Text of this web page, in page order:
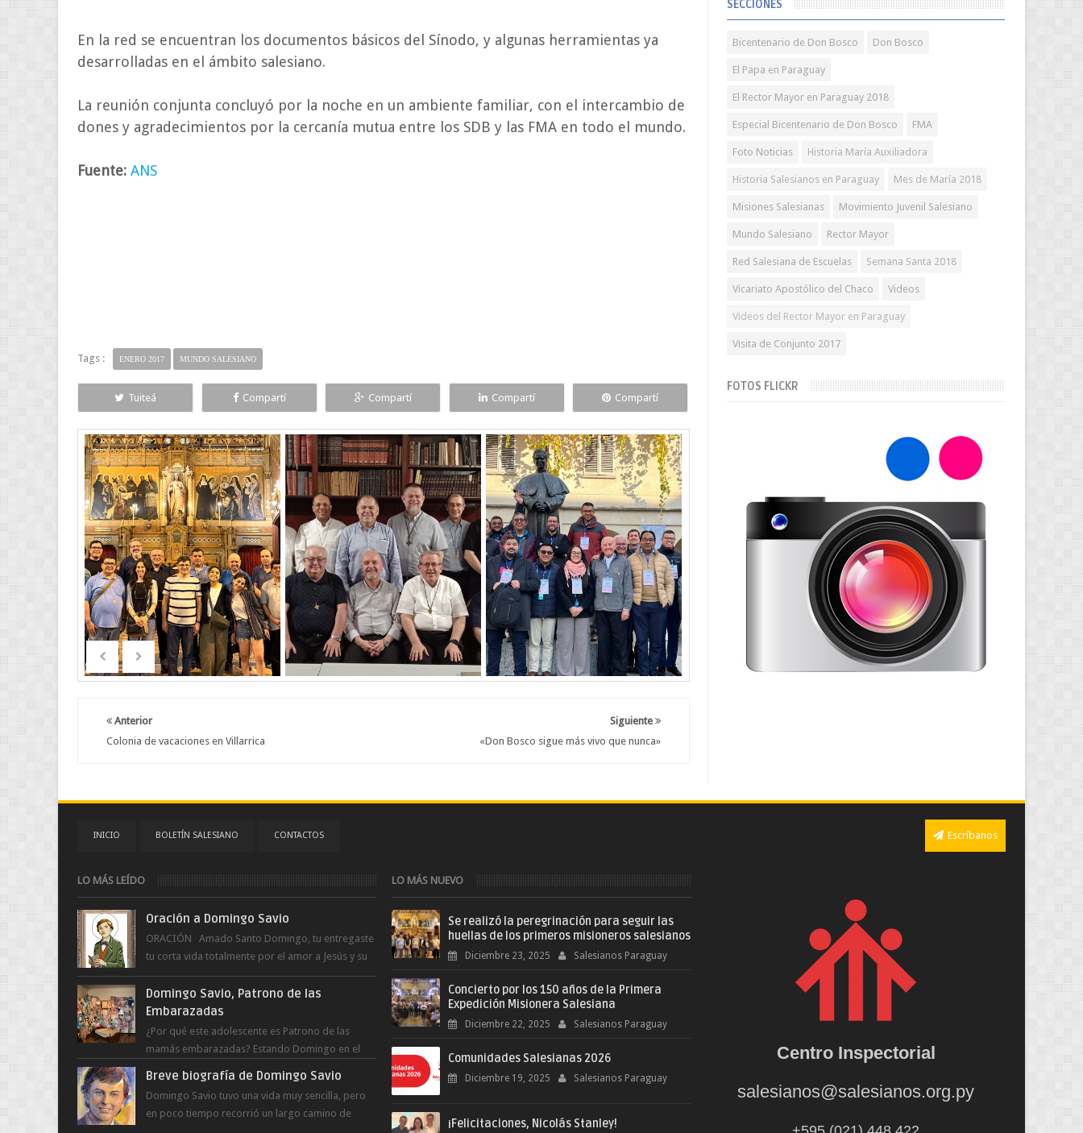
En la red se encuentran los documentos básicos del Sínodo, y algunas herramientas ya
desarrolladas en el ámbito salesiano.
La reunión conjunta concluyó por la noche en un ambiente familiar, con el intercambio de
dones y agradecimientos por la cercanía mutua entre los SDB y las FMA en todo el mundo.
Fuente: ANS
Tags : ENERO 2017 MUNDO SALESIANO
Tuiteá Compartí Compartí Compartí Compartí
Siguiente
«Don Bosco sigue más vivo que nunca»
Anterior
Colonia de vacaciones en Villarrica
SECCIONES
Bicentenario de Don Bosco Don Bosco
El Papa en Paraguay
El Rector Mayor en Paraguay 2018
Especial Bicentenario de Don Bosco FMA
Foto Noticias Historia María Auxiliadora
Historia Salesianos en Paraguay Mes de María 2018
Misiones Salesianas Movimiento Juvenil Salesiano
Mundo Salesiano Rector Mayor
Red Salesiana de Escuelas Semana Santa 2018
Vicariato Apostólico del Chaco Videos
Videos del Rector Mayor en Paraguay
Visita de Conjunto 2017
FOTOS FLICKR
INICIO BOLETÍN SALESIANO CONTACTOS Escríbanos
LO MÁS LEÍDO
Oración a Domingo Savio
ORACIÓN Amado Santo Domingo, tu entregaste
tu corta vida totalmente por el amor a Jesús y su
Madre. Ayuda hoy a la juventud para ...
Domingo Savio, Patrono de las
Embarazadas
¿Por qué este adolescente es Patrono de las
mamás embarazadas? Estando Domingo en el
Breve biografía de Domingo Savio
Domingo Savio tuvo una vida muy sencilla, pero
en poco tiempo recorrió un largo camino de
LO MÁS NUEVO
Se realizó la peregrinación para seguir las
huellas de los primeros misioneros salesianos
Diciembre 23, 2025 Salesianos Paraguay
Concierto por los 150 años de la Primera
Expedición Misionera Salesiana
Diciembre 22, 2025 Salesianos Paraguay
Comunidades Salesianas 2026
Diciembre 19, 2025 Salesianos Paraguay
¡Felicitaciones, Nicolás Stanley!
Centro Inspectorial
salesianos@salesianos.org.py